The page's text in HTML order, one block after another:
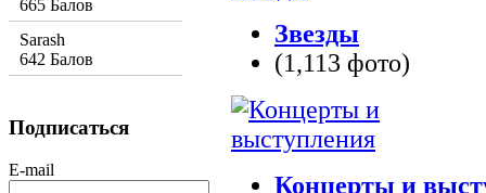
Звезды
(1,113 фото)
Концерты и
665 Балов
Sarash
642 Балов
Подписаться
E-mail